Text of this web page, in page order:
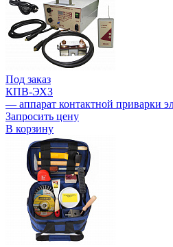
Под заказ
КПВ-ЭХЗ
— аппарат контактной приварки
Запросить цену
В корзину